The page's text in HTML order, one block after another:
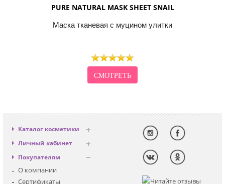
PURE NATURAL MASK SHEET SNAIL
Маска тканевая с муцином улитки
СМОТРЕТЬ
Каталог косметики
Антивозрастная
Декоративная
Личный кабинет
Вход
Регистрация
Покупателям
О компании
Сертификаты